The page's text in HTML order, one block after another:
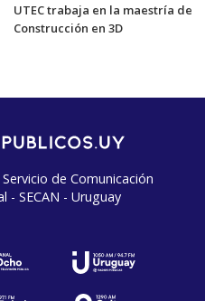
UTEC trabaja en la maestría de
Construcción en 3D
de Comunicación
- SECAN - Uruguay